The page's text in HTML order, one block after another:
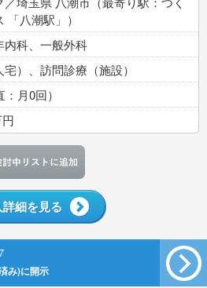
「八潮駅」）
内科、一般外科
）、訪問診療（施設）
月0回）
細を見る
み)に開示